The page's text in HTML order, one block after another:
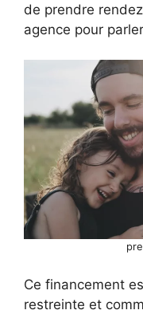
de prendre
agence pour
Ce financement
restreinte et